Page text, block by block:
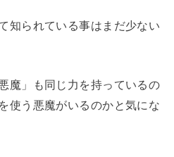
知られている事はまだ少ない
魔」も同じ力を持っているの
使う悪魔がいるのかと気にな